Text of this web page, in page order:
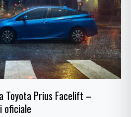
Toyota Prius Facelift –
oficiale